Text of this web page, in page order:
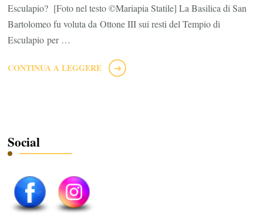
Esculapio? [Foto nel testo ©Mariapia Statile] La Basilica di San
Bartolomeo fu voluta da Ottone III sui resti del Tempio di
Esculapio per …
CONTINUA A LEGGERE
Social